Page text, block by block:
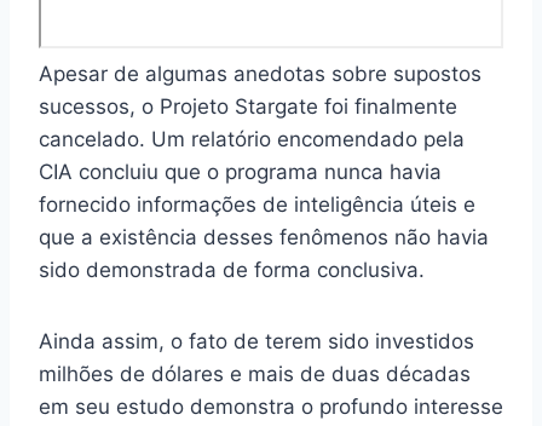
Apesar de algumas anedotas sobre supostos
sucessos, o Projeto Stargate foi finalmente
cancelado. Um relatório encomendado pela
CIA concluiu que o programa nunca havia
fornecido informações de inteligência úteis e
que a existência desses fenômenos não havia
sido demonstrada de forma conclusiva.
Ainda assim, o fato de terem sido investidos
milhões de dólares e mais de duas décadas
em seu estudo demonstra o profundo interesse